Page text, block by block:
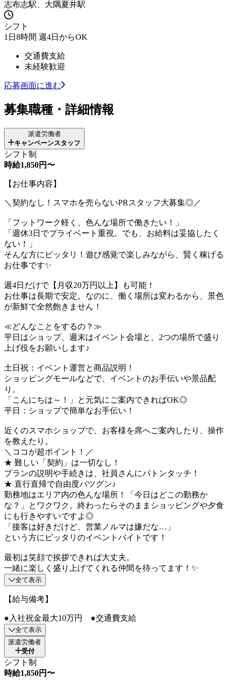
志布志駅、大隅夏井駅
シフト
1日8時間 週4日からOK
交通費支給
未経験歓迎
応募画面に進む
募集職種・詳細情報
派遣労働者
キャンペーンスタッフ
シフト制
時給1,850円〜
【お仕事内容】
＼契約なし！スマホを売らないPRスタッフ大募集◎／
「フットワーク軽く、色んな場所で働きたい！」
「週休3日でプライベート重視。でも、お給料は妥協したく
ない！」
そんな方にピッタリ！遊び感覚で楽しみながら、賢く稼げる
お仕事です✨
週4日だけで【月収20万円以上】も可能！
お仕事は長期で安定。なのに、働く場所は変わるから、景色
が新鮮で全然飽きません！
≪どんなことをするの？≫
平日はショップ、週末はイベント会場と、2つの場所で盛り
上げ役をお願いします♪
土日祝：イベント運営と商品説明！
ショッピングモールなどで、イベントのお手伝いや景品配
り。
「こんにちは～！」と元気にご案内できればOK◎
平日：ショップで簡単なお手伝い！
近くのスマホショップで、お客様を席へご案内したり、操作
を教えたり。
＼ココが超ポイント！／
★ 難しい「契約」は一切なし！
プランの説明や手続きは、社員さんにバトンタッチ！
★ 直行直帰で自由度バツグン♪
勤務地はエリア内の色んな場所！「今日はどこの勤務か
な？」とワクワク。終わったらそのままショッピングや夕食
にも行きやすいですよ◎
「接客は好きだけど、営業ノルマは嫌だな…」
という方にピッタリのイベントバイトです！
最初は笑顔で挨拶できれば大丈夫。
一緒に楽しく盛り上げてくれる仲間を待ってます！✨
全て表示
【給与備考】
●入社祝金最大10万円 ●交通費支給
全て表示
派遣労働者
受付
シフト制
時給1,850円〜